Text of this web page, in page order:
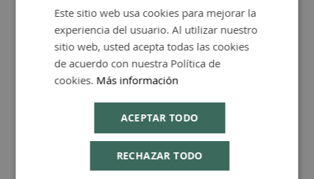
FAQ - Preguntas y Respuestas
SPANISH
ENGLISH
Este sitio web usa cookies para mejorar la
experiencia del usuario. Al utilizar nuestro
sitio web, usted acepta todas las cookies
de acuerdo con nuestra Política de
cookies. Más información
ACEPTAR TODO
RECHAZAR TODO